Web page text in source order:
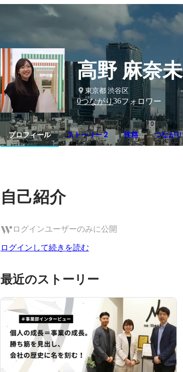
高野 麻奈未
東京都 渋谷区
0つながり36フォロワー
プロフィール ストーリー 2 性格 つながり
自己紹介
ログインユーザーのみに公開
ログインして続きを読む
最近のストーリー